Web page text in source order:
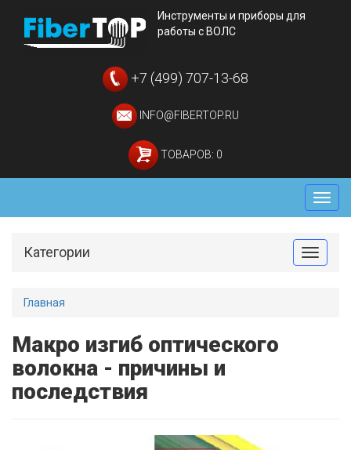
Инструменты и приборы для
работы с ВОЛС
+7 (499) 707-13-68
INFO@FIBERTOP.RU
ТОВАРОВ: 0
Меню
Toggle
Категории
Главная
Макро изгиб оптического
волокна - причины и
последствия